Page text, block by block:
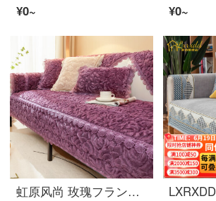
¥0~
¥0~
虹原风尚 玫瑰フランネル沙发垫冬季ソファーカバー罩全包毛フランネル盖布巾客厅组合皮木沙发冬款保暖坐垫子靠背巾贵妃位可定制 玫瑰フランネル-紫罗兰 宽70*长70cm(可做扶手或靠背巾)一张